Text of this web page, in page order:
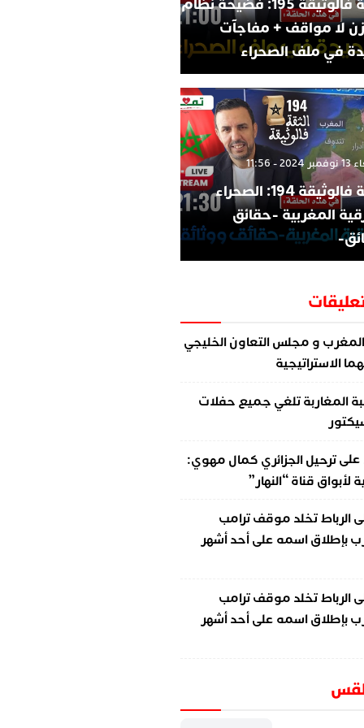
الثقة فالوثيقة 195: فضيحة نظام
لا مواقف + مفاجآت
في ملف الصحراء
- 11:56
الثقة فالوثيقة 194: الصحراء
المغربية -حقائق
المغرب و مجلس التعاون الخليجي
الاستراتيجية
المغاربة تلغي جميع حفلات
علىترحيل الجزائري كمال مهوي:
قناة “النهار”
الرباط تخلد موقف ترامب
بإطلاق اسمه على أحد أشهر
الرباط تخلد موقف ترامب
بإطلاق اسمه على أحد أشهر